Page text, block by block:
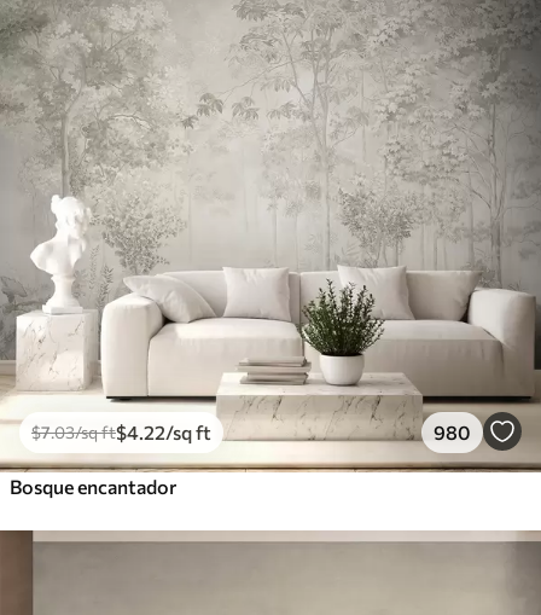
$7.03/sq ft$4 .22/sq ft 980
Bosque encantador